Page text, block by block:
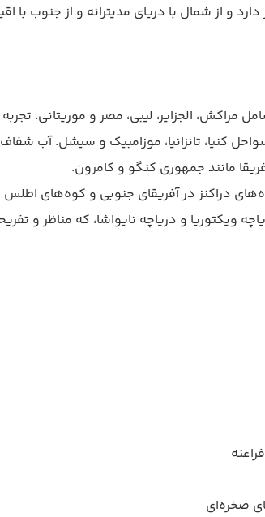
و از شمال با دریای مدیترانه و از جنوب
مراکش، الجزایر، لیبی، مصر و
کنیا، تانزانیا، موزامبیک و سیشل.
مانند جمهوری کنگو و کامرون.
درا‌کنز در آفریقای جنوبی و کوه‌های
ویکتوریا و دریاچه نایواشا، که مناظر و
صخره‌ای